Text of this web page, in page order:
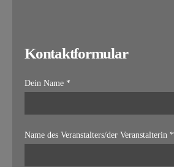
Kontaktformular
Dein Name *
Name des Veranstalters/der Veranstalterin *